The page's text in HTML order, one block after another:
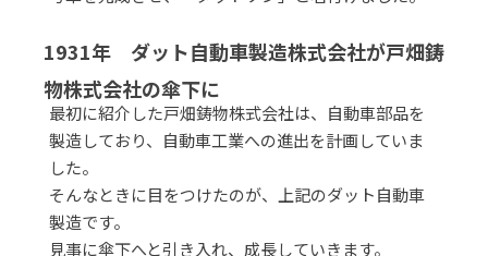
1931年 ダット自動車製造株式会社が戸畑鋳
物株式会社の傘下に
最初に紹介した戸畑鋳物株式会社は、自動車部品を
製造しており、自動車工業への進出を計画していま
した。
そんなときに目をつけたのが、上記のダット自動車
製造です。
見事に傘下へと引き入れ、成長していきます。